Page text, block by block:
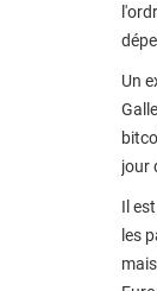
Un
jour
Il
les